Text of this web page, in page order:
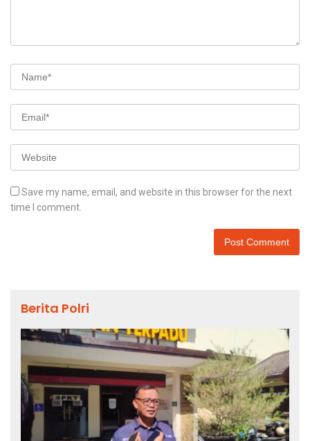
Save my name, email, and website in this browser for the next
time I comment.
Berita Polri